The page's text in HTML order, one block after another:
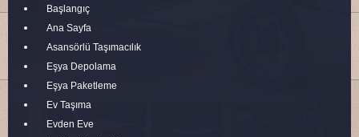
Başlangıç
Ana Sayfa
Asansörlü Taşımacılık
Eşya Depolama
Eşya Paketleme
Ev Taşıma
Evden Eve